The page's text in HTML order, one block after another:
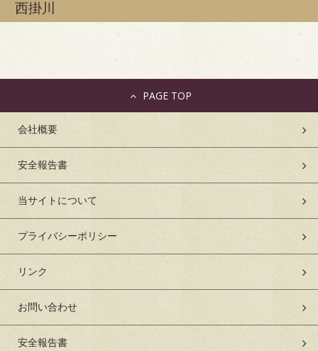
西掛川
会社概要
安全報告書
当サイトについて
プライバシーポリシー
リンク
お問い合わせ
安全報告書
PAGE TOP